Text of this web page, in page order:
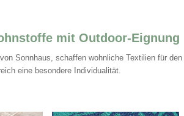
mit Outdoor-Eignung
Sonnhaus, schaffen wohnliche Textilien für den
eine besondere Individualität.